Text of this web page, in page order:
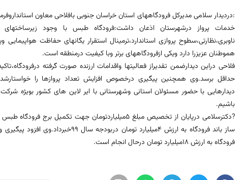
:دردیدار سلامی مدیرکل فرودگاههای استان خراسان جنوبی بافلاحی معاون
خدمات پرواز درشهرستان اذعان داشت:فرودگاه طبس با وجود
ناوبری،نظارتی،سطوح پروازی استاندارد،ترمینال استقرار یگانهای حفاظت
هموطنان عزیزرا دارد ویکی ازفرودگاههای برتر وبا کیفیت درمنطقه است.
فلاحی دراین دیدارضمن تقدیراز فعالیتها واقدامات ارزنده صورت گرفته
حداقل برسد.وی همچنین پیگیری درخصوص افزایش تعداد پروازها را
دیدارهایی با حضور مسئولان استانی وشهرستانی با ایر لاین های کشور بویژه
باشیم.
?دکترسلامی درپایان از تخصیص مبلغ 5میلیاردتومان جهت
ساز باند فرودگاه به ارزش 4میلیارد تومان
فرودگاه به ارزش 18میلیارد تومان درحال انجام است.